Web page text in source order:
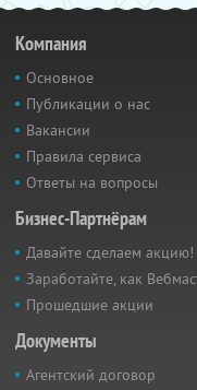
Компания
Основное
Публикации о нас
Вакансии
Правила сервиса
Ответы на вопросы
Бизнес-Партнёрам
Давайте сделаем акцию!
Заработайте, как
Прошедшие акции
Документы
Агентский договор